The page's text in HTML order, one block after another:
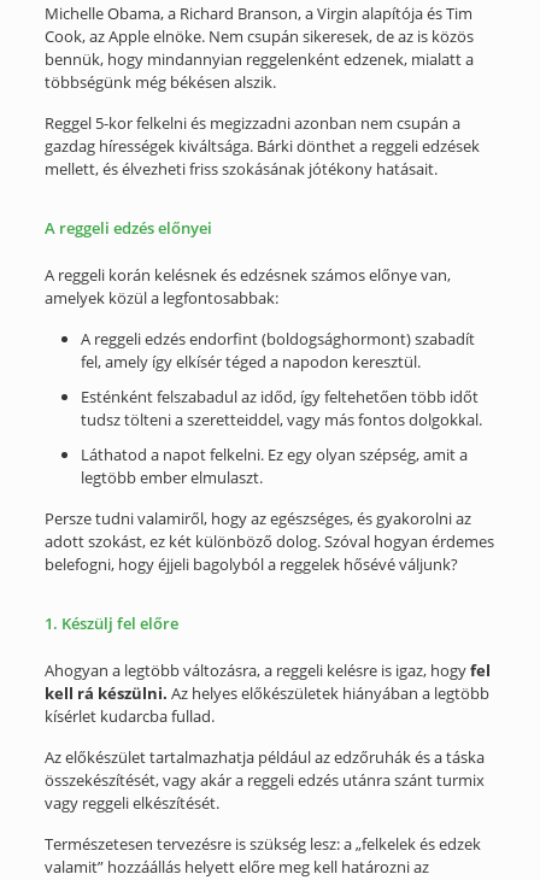
Michelle Obama, a Richard Branson, a Virgin alapítója és Tim
Cook, az Apple elnöke. Nem csupán sikeresek, de az is közös
bennük, hogy mindannyian reggelenként edzenek, mialatt a
többségünk még békésen alszik.
Reggel 5-kor felkelni és megizzadni azonban nem csupán a
gazdag hírességek kiváltsága. Bárki dönthet a reggeli edzések
mellett, és élvezheti friss szokásának jótékony hatásait.
A reggeli edzés előnyei
A reggeli korán kelésnek és edzésnek számos előnye van,
amelyek közül a legfontosabbak:
A reggeli edzés endorfint (boldogsághormont) szabadít
fel, amely így elkísér téged a napodon keresztül.
Esténként felszabadul az időd, így feltehetően több időt
tudsz tölteni a szeretteiddel, vagy más fontos dolgokkal.
Láthatod a napot felkelni. Ez egy olyan szépség, amit a
legtöbb ember elmulaszt.
Persze tudni valamiről, hogy az egészséges, és gyakorolni az
adott szokást, ez két különböző dolog. Szóval hogyan érdemes
belefogni, hogy éjjeli bagolyból a reggelek hősévé váljunk?
1. Készülj fel előre
Ahogyan a legtöbb változásra, a reggeli kelésre is igaz, hogyfel
kell rá készülni. Az helyes előkészületek hiányában a legtöbb
kísérlet kudarcba fullad.
Az előkészület tartalmazhatja például az edzőruhák és a táska
összekészítését, vagy akár a reggeli edzés utánra szánt turmix
vagy reggeli elkészítését.
Természetesen tervezésre is szükség lesz: a „felkelek és edzek
valamit” hozzáállás helyett előre meg kell határozni az